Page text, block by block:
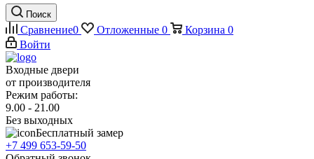
Поиск
Сравнение0 Отложенные 0 Корзина 0
Войти
Входные двери
от производителя
Режим работы:
9.00 - 21.00
Без выходных
Бесплатный замер
+7 499 653-59-50